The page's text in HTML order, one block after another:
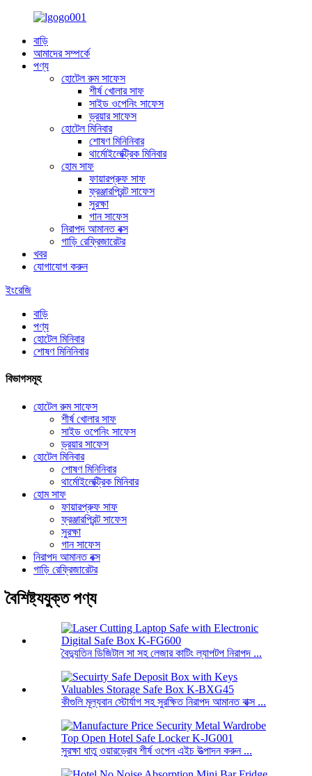
বাড়ি
আমাদের সম্পর্কে
পণ্য
হোটেল রুম সাফেস
শীর্ষ খোলার সাফ
সাইড ওপেনিং সাফেস
ড্রয়ার সাফেস
হোটেল মিনিবার
শোষণ মিনিনিবার
থার্মোইলেক্ট্রিক মিনিবার
হোম সাফ
ফায়ারপ্রুফ সাফ
ফ্রঞ্জারপ্রিন্ট সাফেস
সুরক্ষা
গান সাফেস
নিরাপদ আমানত বক্স
গাড়ি রেফ্রিজারেটর
খবর
যোগাযোগ করুন
ইংরেজি
বাড়ি
পণ্য
হোটেল মিনিবার
শোষণ মিনিনিবার
বিভাগসমূহ
হোটেল রুম সাফেস
শীর্ষ খোলার সাফ
সাইড ওপেনিং সাফেস
ড্রয়ার সাফেস
হোটেল মিনিবার
শোষণ মিনিনিবার
থার্মোইলেক্ট্রিক মিনিবার
হোম সাফ
ফায়ারপ্রুফ সাফ
ফ্রঞ্জারপ্রিন্ট সাফেস
সুরক্ষা
গান সাফেস
নিরাপদ আমানত বক্স
গাড়ি রেফ্রিজারেটর
বৈশিষ্ট্যযুক্ত পণ্য
বৈদ্যুতিন ডিজিটাল সা সহ লেজার কাটিং ল্যাপটপ নিরাপদ ...
কীগুলি মূল্যবান স্টোর্যাগ সহ সুরক্ষিত নিরাপদ আমানত বাক্স ...
সুরক্ষা ধাতু ওয়ারড্রোব শীর্ষ ওপেন এইচ উত্পাদন করুন ...